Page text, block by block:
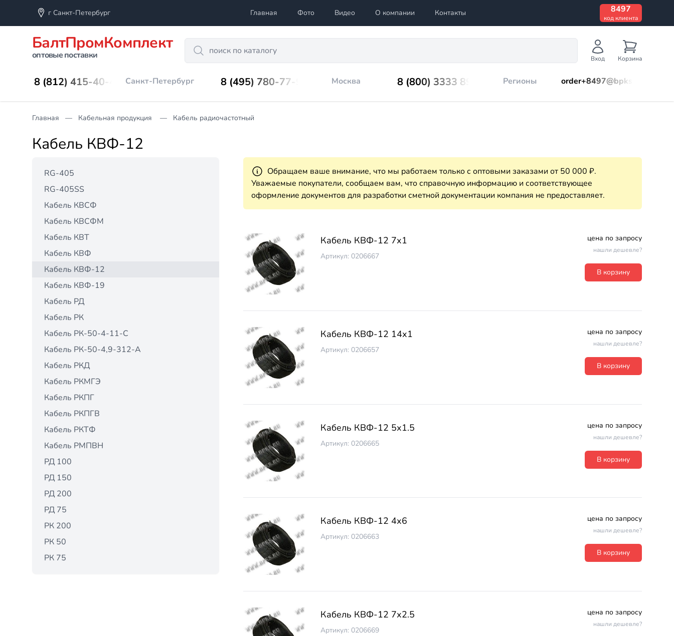
г Санкт-Петербург Главная Фото Видео О компании Контакты 8497
код клиента
БалтПромКомплект
оптовые поставки
Search
Вход Корзина
8 (812) 415-40-45 Санкт-Петербург 8 (495) 780-77-98 Москва 8 (800) 3333 899 Регионы order+8497@bpks.ru
Главная Кабельная продукция Кабель радиочастотный
Кабель КВФ-12
RG-405
RG-405SS
Кабель КВСФ
Кабель КВСФМ
Кабель КВТ
Кабель КВФ
Кабель КВФ-12
Кабель КВФ-19
Кабель РД
Кабель РК
Кабель РК-50-4-11-С
Кабель РК-50-4,9-312-А
Кабель РКД
Кабель РКМГЭ
Кабель РКПГ
Кабель РКПГВ
Кабель РКТФ
Кабель РМПВН
РД 100
РД 150
РД 200
РД 75
РК 200
РК 50
РК 75
Обращаем ваше внимание, что мы работаем только с оптовыми заказами от 50 000 ₽.
Уважаемые покупатели, сообщаем вам, что справочную информацию и соответствующее
оформление документов для разработки сметной документации компания не предоставляет.
Кабель КВФ-12 7х1
Артикул: 0206667
цена по запросу
нашли дешевле?
В корзину
Кабель КВФ-12 14х1
Артикул: 0206657
цена по запросу
нашли дешевле?
В корзину
Кабель КВФ-12 5х1.5
Артикул: 0206665
цена по запросу
нашли дешевле?
В корзину
Кабель КВФ-12 4х6
Артикул: 0206663
цена по запросу
нашли дешевле?
В корзину
Кабель КВФ-12 7х2.5
Артикул: 0206669
цена по запросу
нашли дешевле?